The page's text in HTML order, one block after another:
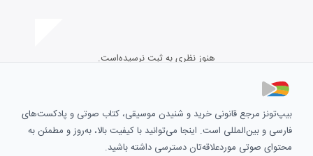
هنوز نظری به ثبت نرسیده‌است.
بیپ‌تونز مرجع قانونی خرید و شنیدن موسیقی، کتاب صوتی و پادکست‌های
فارسی و بین‌المللی است. اینجا می‌توانید با کیفیت بالا، به‌روز و مطمئن به
محتوای صوتی موردعلاقه‌تان دسترسی داشته باشید.